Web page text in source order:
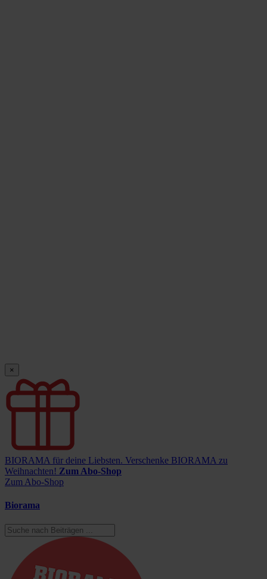
×
BIORAMA für deine Liebsten. Verschenke BIORAMA zu
Weihnachten! Zum Abo-Shop
Zum Abo-Shop
Biorama